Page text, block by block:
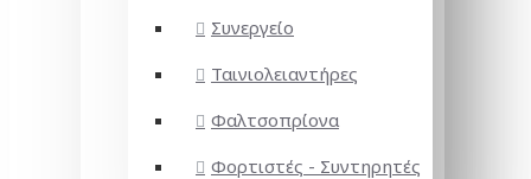
Συνεργείο
Ταινιολειαντήρες
Φαλτσοπρίονα
Φορτιστές - Συντηρητές